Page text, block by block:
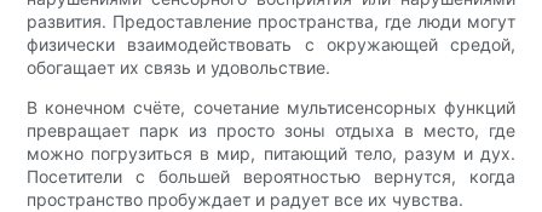
развития. Предоставление пространства, где люди могут
физически взаимодействовать с окружающей средой,
обогащает их связь и удовольствие.
В конечном счёте, сочетание мультисенсорных функций
превращает парк из просто зоны отдыха в место, где
можно погрузиться в мир, питающий тело, разум и дух.
Посетители с большей вероятностью вернутся, когда
пространство пробуждает и радует все их чувства.